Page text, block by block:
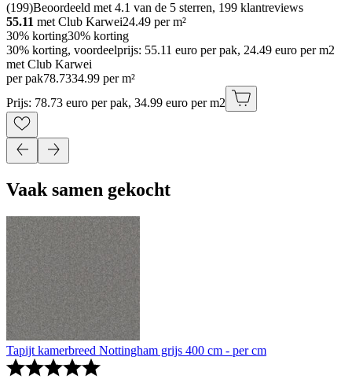
(199)Beoordeeld met 4.1 van de 5 sterren, 199 klantreviews
55.11 met Club Karwei24.49 per m²
30% korting30% korting
30% korting, voordeelprijs: 55.11 euro per pak, 24.49 euro per m2
met Club Karwei
per pak78.7334.99 per m²
Prijs: 78.73 euro per pak, 34.99 euro per m2
Vaak samen gekocht
Tapijt kamerbreed Nottingham grijs 400 cm - per cm